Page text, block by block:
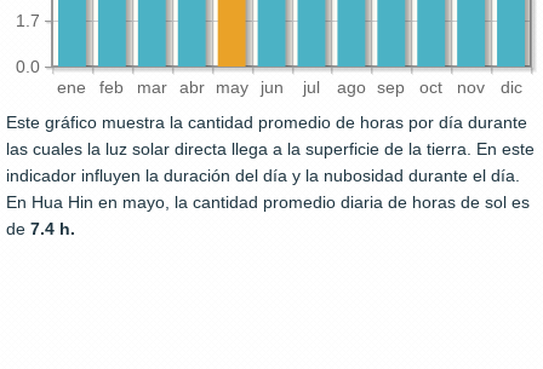
ene feb mar abr may jun jul ago sep oct nov dic
0.0
1.7
Este gráfico muestra la cantidad promedio de horas por día durante
las cuales la luz solar directa llega a la superficie de la tierra. En este
indicador influyen la duración del día y la nubosidad durante el día.
En Hua Hin en mayo, la cantidad promedio diaria de horas de sol es
de 7.4 h.